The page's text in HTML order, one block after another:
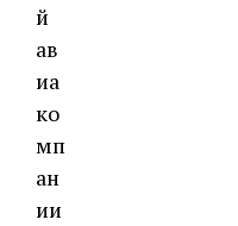
й
ав
иа
ко
мп
ан
ии